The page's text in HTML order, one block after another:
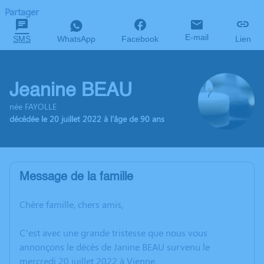
Partager
SMS WhatsApp Facebook E-mail Lien
Jeanine BEAU
née FAYOLLE
décédée le 20 juillet 2022 à l'âge de 90 ans
Message de la famille
Chère famille, chers amis,
C’est avec une grande tristesse que nous vous
annonçons le décès de Janine BEAU survenu le
mercredi 20 juillet 2022 à Vienne.